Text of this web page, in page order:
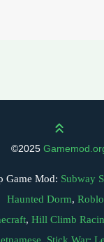
Scroll up
©2025
Game Mod: Subway
Haunted Dorm,
, Hill Climb